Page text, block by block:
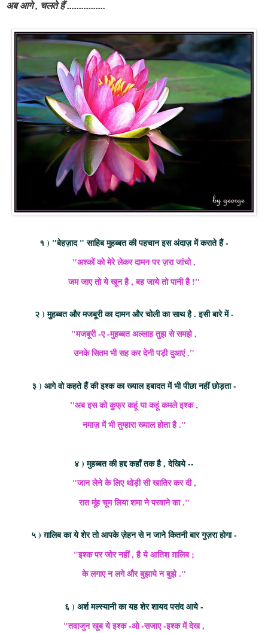
अब आगे , चलते हैं ................
१ ) "बेहज़ाद " साहिब मुहब्बत की पहचान इस अंदाज़ में कराते हैं -
"अश्कों को मेरे लेकर दामन पर ज़रा जांचो ,
जम जाए तो ये खून है , बह जाये तो पानी है !"
२ ) मुहब्बत और मजबूरी का दामन और चोली का साथ है . इसी बारे में -
"मजबूरी -ए -मुहब्बत अल्लाह तुझ से समझे ,
उनके सितम भी सह कर देनी पड़ी दुआएं ."
३ ) आगे वो कहते हैं की इश्क का ख्याल इबादत में भी पीछा नहीं छोड़ता -
"अब इस को कुफ्र कहूं या कहूं कमले इश्क ,
नमाज़ में भी तुम्हारा ख्याल होता है ."
४ ) मुहब्बत की हद्द कहाँ तक है , देखिये --
"जान लेने के लिए थोड़ी सी खातिर कर दी ,
रात मूंह चूम लिया शमा ने परवाने का ."
५ ) ग़ालिब का ये शेर तो आपके ज़ेहन से न जाने कितनी बार गुज़रा होगा -
"इश्क पर जोर नहीं , है ये आतिश ग़ालिब ;
के लगाए न लगे और बुझाये न बुझे ."
६ ) अर्श मल्स्यानी का यह शेर शायद पसंद आये -
"तवाजुन खूब ये इश्क -ओ -सजाए -इश्क में देख ,